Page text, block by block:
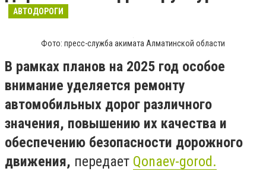
АВТОДОРОГИ
Фото: пресс-служба акимата Алматинской области
В рамках планов на 2025 год особое
внимание уделяется ремонту
автомобильных дорог различного
значения, повышению их качества и
обеспечению безопасности дорожного
движения, передает Qonaev-gorod.